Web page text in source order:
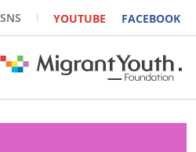
SNS YOUTUBE FACEBOOK